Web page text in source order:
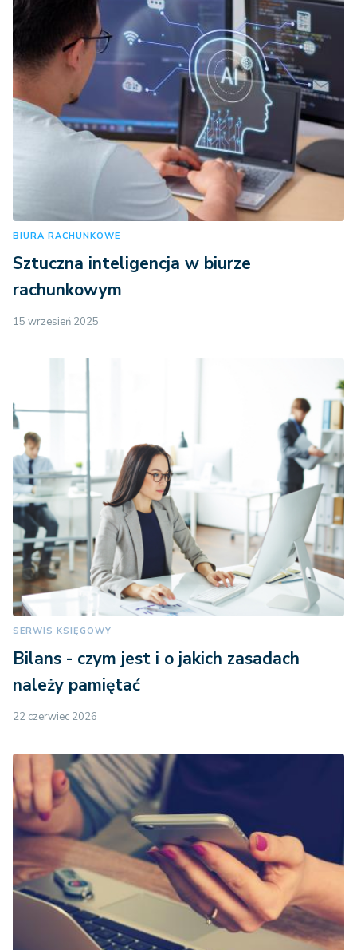
BIURA RACHUNKOWE
Sztuczna inteligencja w biurze
rachunkowym
15 wrzesień 2025
SERWIS KSIĘGOWY
Bilans - czym jest i o jakich zasadach
należy pamiętać
22 czerwiec 2026